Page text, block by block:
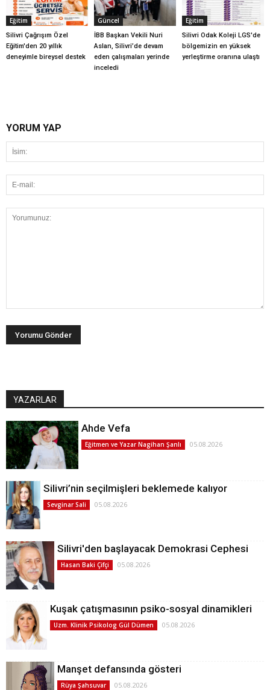
Eğitim
Silivri Çağrışım Özel
Eğitim'den 20 yıllık
deneyimle bireysel destek
Güncel
İBB Başkan Vekili Nuri
Aslan, Silivri’de devam
eden çalışmaları yerinde
inceledi
Eğitim
Silivri Odak Koleji LGS'de
bölgemizin en yüksek
yerleştirme oranına ulaştı
YORUM YAP
YAZARLAR
Ahde Vefa
Eğitmen ve Yazar Nagihan Şanlı 05.08.2026
Silivri’nin seçilmişleri beklemede kalıyor
Sevginar Sali 05.08.2026
Silivri'den başlayacak Demokrasi Cephesi
Hasan Baki Çifçi 05.08.2026
Kuşak çatışmasının psiko-sosyal dinamikleri
Uzm. Klinik Psikolog Gül Dümen 05.08.2026
Manşet defansında gösteri
Rüya Şahsuvar 05.08.2026